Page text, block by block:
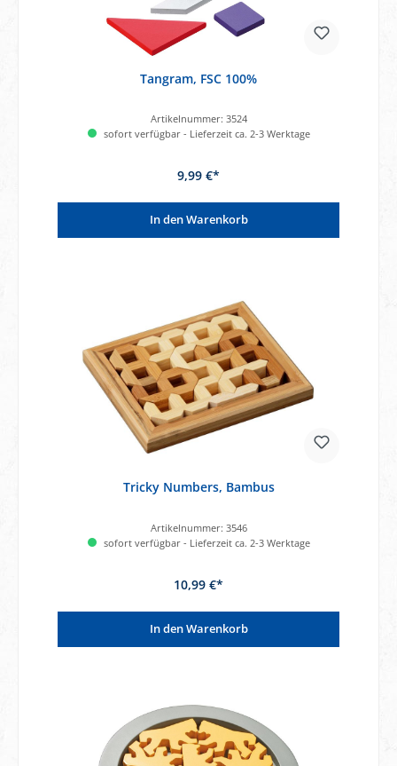
Tangram, FSC 100%
Artikelnummer: 3524
sofort verfügbar - Lieferzeit ca. 2-3 Werktage
9,99 €*
In den Warenkorb
Tricky Numbers, Bambus
Artikelnummer: 3546
sofort verfügbar - Lieferzeit ca. 2-3 Werktage
10,99 €*
In den Warenkorb